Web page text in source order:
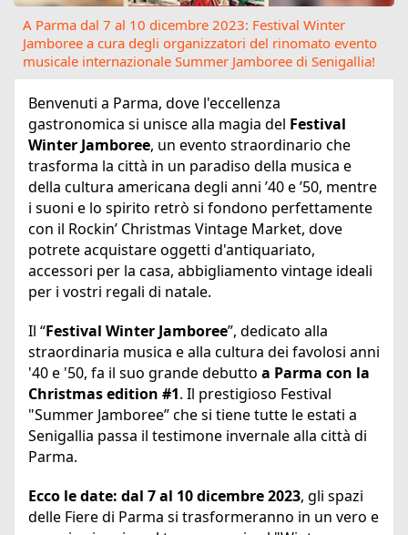
A Parma dal 7 al 10 dicembre 2023: Festival Winter
Jamboree a cura degli organizzatori del rinomato evento
musicale internazionale Summer Jamboree di Senigallia!
Benvenuti a Parma, dove l'eccellenza
gastronomica si unisce alla magia del Festival
Winter Jamboree, un evento straordinario che
trasforma la città in un paradiso della musica e
della cultura americana degli anni ’40 e ’50, mentre
i suoni e lo spirito retrò si fondono perfettamente
con il Rockin’ Christmas Vintage Market, dove
potrete acquistare oggetti d'antiquariato,
accessori per la casa, abbigliamento vintage ideali
per i vostri regali di natale.
Il “Festival Winter Jamboree”, dedicato alla
straordinaria musica e alla cultura dei favolosi anni
'40 e '50, fa il suo grande debutto a Parma con la
Christmas edition #1. Il prestigioso Festival
"Summer Jamboree” che si tiene tutte le estati a
Senigallia passa il testimone invernale alla città di
Parma.
Ecco le date: dal 7 al 10 dicembre 2023, gli spazi
delle Fiere di Parma si trasformeranno in un vero e